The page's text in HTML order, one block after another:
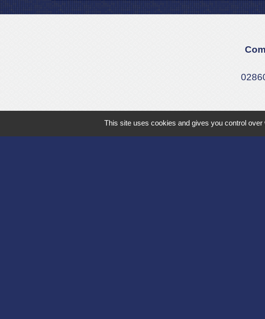
This site uses cookies and gives you control